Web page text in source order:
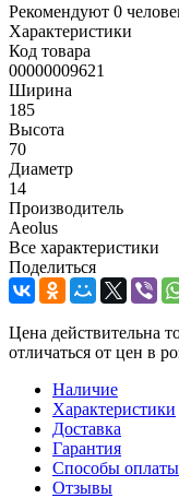
Рекомендуют 0
Характеристики
Код товара
00000009621
Ширина
185
Высота
70
Диаметр
14
Производитель
Aeolus
Все характеристики
Поделиться
Цена действительна
отличаться от цен в
Наличие
Характеристики
Доставка
Гарантия
Способы оплаты
Отзывы